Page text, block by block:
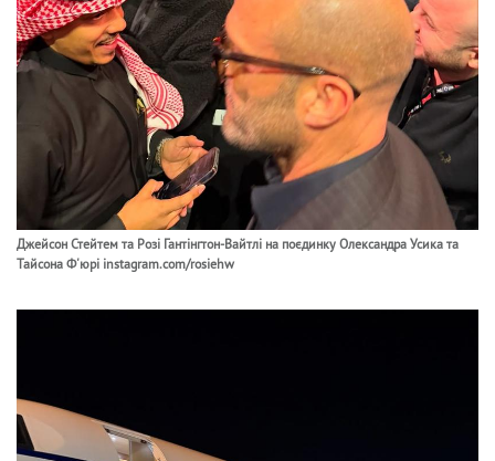
Джейсон Стейтем та Розі Гантінгтон-Вайтлі на поєдинку Олександра Усика та
Тайсона Ф'юрі instagram.com/rosiehw